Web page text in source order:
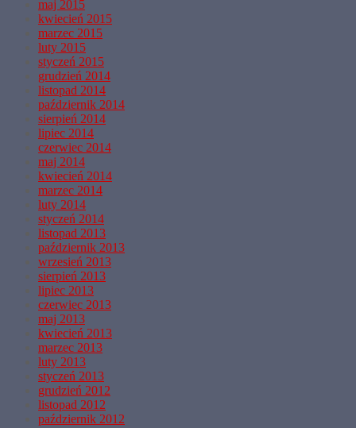
maj 2015
kwiecień 2015
marzec 2015
luty 2015
styczeń 2015
grudzień 2014
listopad 2014
październik 2014
sierpień 2014
lipiec 2014
czerwiec 2014
maj 2014
kwiecień 2014
marzec 2014
luty 2014
styczeń 2014
listopad 2013
październik 2013
wrzesień 2013
sierpień 2013
lipiec 2013
czerwiec 2013
maj 2013
kwiecień 2013
marzec 2013
luty 2013
styczeń 2013
grudzień 2012
listopad 2012
październik 2012